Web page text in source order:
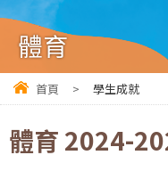
體育
首頁 > 學生成就
體育 2024-